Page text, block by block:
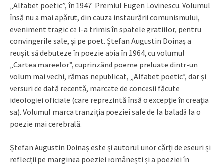
„Alfabet poetic”, în 1947 Premiul Eugen Lovinescu. Volumul
însă nu a mai apărut, din cauza instaurării comunismului,
eveniment tragic ce l-a trimis în spatele gratiilor, pentru
convingerile sale, și pe poet. Ștefan Augustin Doinaș a
reușit să debuteze în poezie abia în 1964, cu volumul
„Cartea mareelor”, cuprinzând poeme preluate dintr-un
volum mai vechi, rămas nepublicat, „Alfabet poetic”, dar și
versuri de dată recentă, marcate de concesii făcute
ideologiei oficiale (care reprezintă însă o excepție în creația
sa). Volumul marca tranziția poeziei sale de la baladă la o
poezie mai cerebrală.
Ștefan Augustin Doinaș este și autorul unor cărți de eseuri și
reflecții pe marginea poeziei românești și a poeziei în